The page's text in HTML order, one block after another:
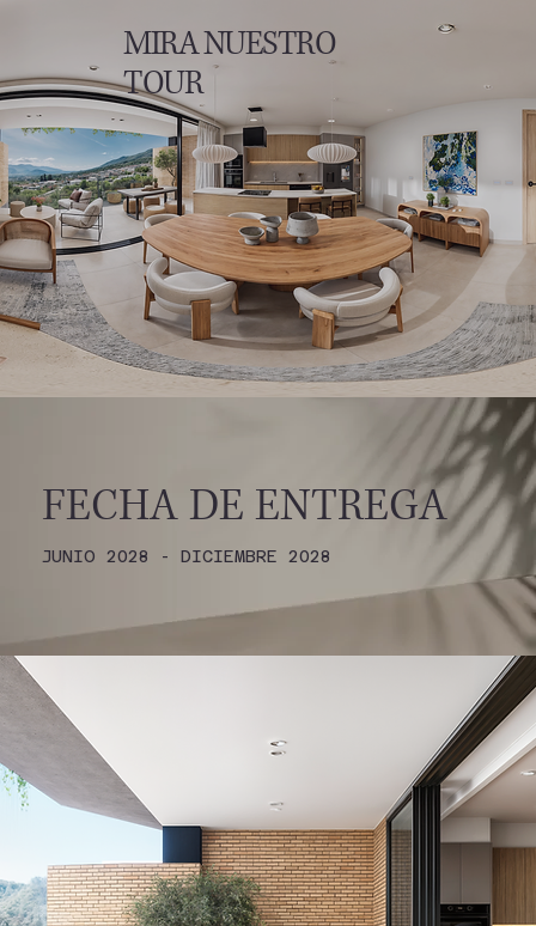
MIRA NUESTRO
TOUR
JUNIO 2028 - DICIEMBRE 2028
FECHA DE ENTREGA